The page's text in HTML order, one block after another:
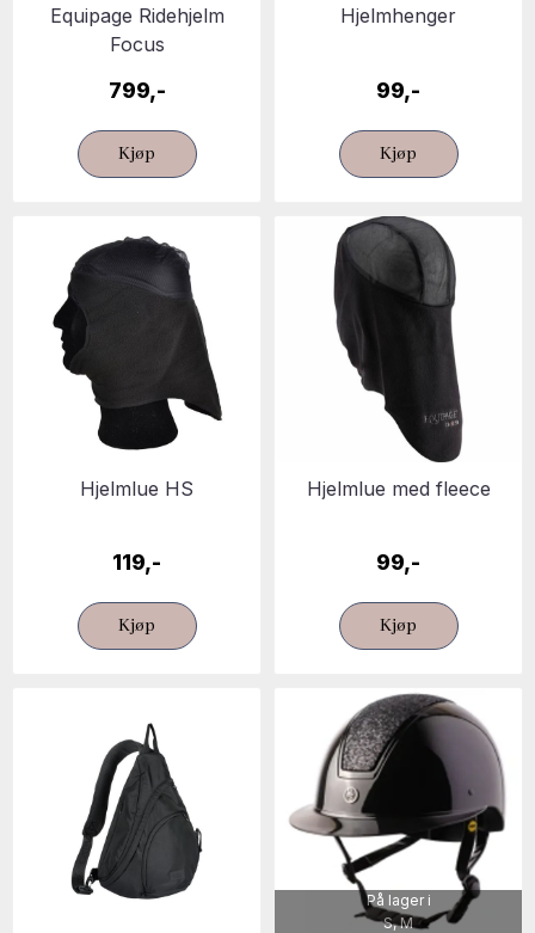
Equipage Ridehjelm
Focus
799,-
Kjøp
Hjelmhenger
99,-
Kjøp
Hjelmlue HS
119,-
Kjøp
Hjelmlue med fleece
99,-
Kjøp
På lager i
S, M